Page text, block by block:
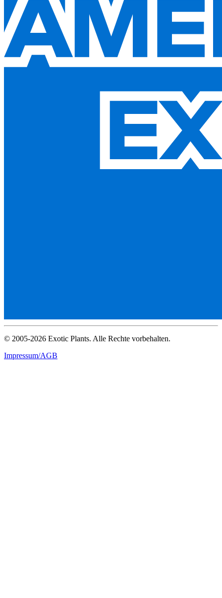
© 2005-2026 Exotic Plants. Alle Rechte vorbehalten.
Impressum/AGB